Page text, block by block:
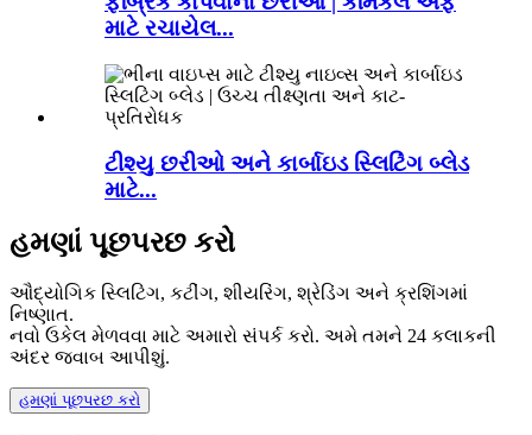
માટે રચાયેલ...
ટીશ્યુ છરીઓ અને કાર્બાઇડ સ્લિટિંગ બ્લેડ
માટે...
હમણાં પૂછપરછ કરો
ઔદ્યોગિક સ્લિટિંગ, કટીંગ, શીયરિંગ, શ્રેડિંગ અને ક્રશિંગમાં
નિષ્ણાત.
નવો ઉકેલ મેળવવા માટે અમારો સંપર્ક કરો. અમે તમને 24 કલાકની
અંદર જવાબ આપીશું.
હમણાં પૂછપરછ કરો